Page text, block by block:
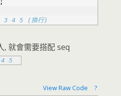
;
3 4 5 (換行)
, 就會需要搭配 seq
5
View Raw Code ?